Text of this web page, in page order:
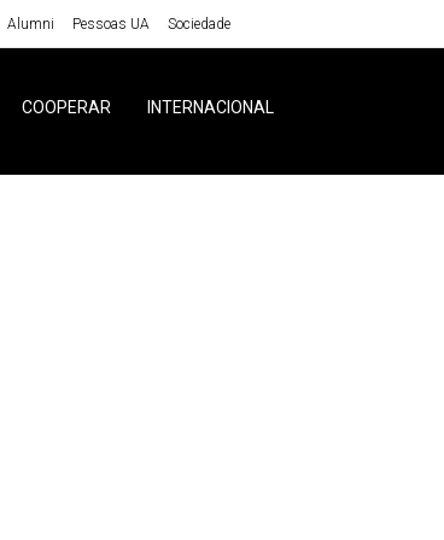
Alumni Pessoas UA Sociedade
COOPERAR INTERNACIONAL